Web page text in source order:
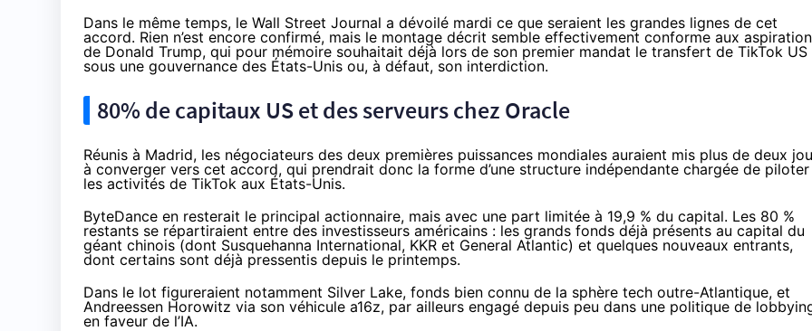
Dans le même temps, le Wall Street Journal a dévoilé mardi ce que seraient les grandes lignes de cet
accord. Rien n’est encore confirmé, mais le montage décrit semble effectivement conforme aux
de Donald Trump, qui pour mémoire souhaitait déjà lors de son premier mandat le transfert de TikTok US
sous une gouvernance des États-Unis ou, à défaut, son interdiction.
80% de capitaux US et des serveurs chez Oracle
Réunis à Madrid, les négociateurs des deux premières puissances mondiales auraient mis plus de deux
à converger vers cet accord, qui prendrait donc la forme d’une structure indépendante chargée de piloter
les activités de TikTok aux États-Unis.
ByteDance en resterait le principal actionnaire, mais avec une part limitée à 19,9 % du capital. Les 80 %
restants se répartiraient entre des investisseurs américains : les grands fonds déjà présents au capital du
géant chinois (dont Susquehanna International, KKR et General Atlantic) et quelques nouveaux entrants,
dont certains sont déjà pressentis depuis le printemps.
Dans le lot figureraient notamment Silver Lake, fonds bien connu de la sphère tech outre-Atlantique, et
Andreessen Horowitz via son véhicule a16z, par ailleurs engagé depuis peu dans une politique de
en faveur de l’IA.